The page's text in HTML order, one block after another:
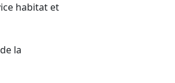
habitat et
la